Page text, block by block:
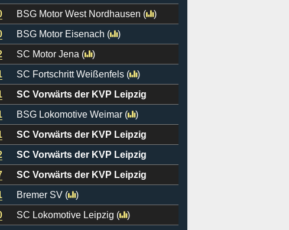
BSG Motor West Nordhausen (
)
BSG Motor Eisenach (
)
SC Motor Jena (
)
SC Fortschritt Weißenfels (
)
SC Vorwärts der KVP Leipzig
BSG Lokomotive Weimar (
)
SC Vorwärts der KVP Leipzig
SC Vorwärts der KVP Leipzig
SC Vorwärts der KVP Leipzig
Bremer SV (
)
SC Lokomotive Leipzig (
)